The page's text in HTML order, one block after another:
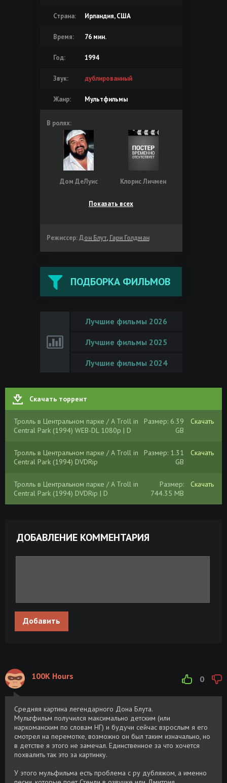
Страна: Ирландия, США
Время: 76 мин.
Год: 1994
Звук: дублированный
Жанр: Мультфильмы
В ролях:
Дом ДеЛуис Клорис Личмен
Показать всех
Режиссер: Дон Блут, Гари Голдман
ПОДБОРКА ФИЛЬМОВ
Лучшие фильмы 2026
Лучшие фильмы 2025
Лучшие фильмы 2024
Скачать торрент
Тролль в Центральном парке / A Troll in
Central Park (1994) WEB-DL 1080p | D
Размер: 6.39
GB
Скачать
Тролль в Центральном парке / A Troll in
Central Park (1994) DVDRip
Размер: 1.31
GB
Скачать
Тролль в Центральном парке / A Troll in
Central Park (1994) DVDRip | D
Размер:
744.35 MB
Скачать
ДОБАВЛЕНИЕ КОММЕНТАРИЯ
Добавить
0
100K Hours
Средняя картина легендарного Дона Блута.
Мультфильм получился максимально детским (или
наркоманским по словам НГ) и будучи сейчас взрослым я его
смотрел на перемотке, возможно он был таким изначально, но
в детстве я этого не замечал. Единственное за что хочется
похвалить так это за картинку.
У этого мульфильма есть проблема с ру дубляжом, а именно